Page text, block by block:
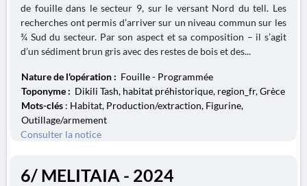
de fouille dans le secteur 9, sur le versant Nord du tell. Les
recherches ont permis d’arriver sur un niveau commun sur les
¾ Sud du secteur. Par son aspect et sa composition – il s’agit
d’un sédiment brun gris avec des restes de bois et des...
Nature de l'opération : Fouille - Programmée
Toponyme : Dikili Tash, habitat préhistorique, region_fr, Grèce
Mots-clés : Habitat, Production/extraction, Figurine,
Outillage/armement
Consulter la notice
6/ MELITAIA - 2024